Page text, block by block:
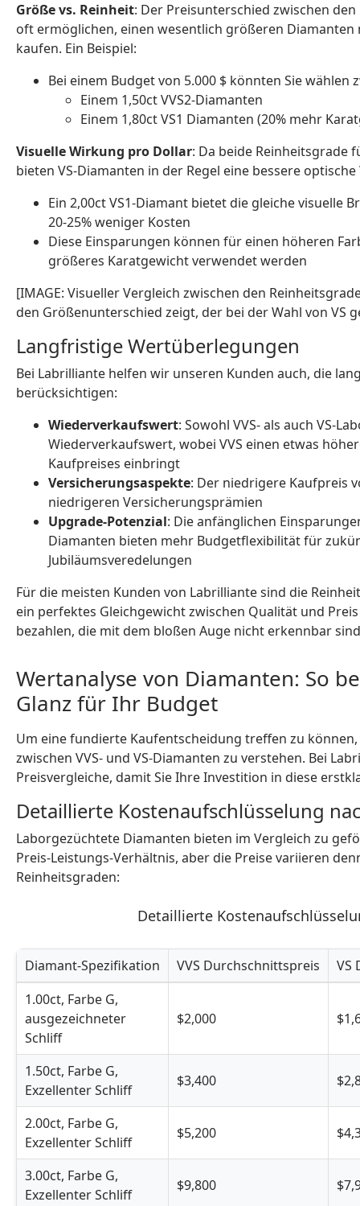
Größe vs. Reinheit: Der Preisunterschied zwischen
oft ermöglichen, einen wesentlich größeren
kaufen. Ein Beispiel:
Bei einem Budget von 5.000 $ könnten Sie wählen
Einem 1,50ct VVS2-Diamanten
Einem 1,80ct VS1 Diamanten (20% mehr
Visuelle Wirkung pro Dollar: Da beide Reinheitsgrade
bieten VS-Diamanten in der Regel eine bessere
Ein 2,00ct VS1-Diamant bietet die gleiche visuelle
20-25% weniger Kosten
Diese Einsparungen können für einen höheren
größeres Karatgewicht verwendet werden
[IMAGE: Visueller Vergleich zwischen den
den Größenunterschied zeigt, der bei der Wahl von VS
Langfristige Wertüberlegungen
Bei Labrilliante helfen wir unseren Kunden auch, die
berücksichtigen:
Wiederverkaufswert: Sowohl VVS- als auch VS-
Wiederverkaufswert, wobei VVS einen etwas
Kaufpreises einbringt
Versicherungsaspekte: Der niedrigere Kaufpreis
niedrigeren Versicherungsprämien
Upgrade-Potenzial: Die anfänglichen
Diamanten bieten mehr Budgetflexibilität für
Jubiläumsveredelungen
Für die meisten Kunden von Labrilliante sind die
ein perfektes Gleichgewicht zwischen Qualität und
bezahlen, die mit dem bloßen Auge nicht erkennbar
Wertanalyse von Diamanten: So
Glanz für Ihr Budget
Um eine fundierte Kaufentscheidung treffen zu
zwischen VVS- und VS-Diamanten zu verstehen. Bei
Preisvergleiche, damit Sie Ihre Investition in diese
Detaillierte Kostenaufschlüsselung
Laborgezüchtete Diamanten bieten im Vergleich zu
Preis-Leistungs-Verhältnis, aber die Preise variieren
Reinheitsgraden:
Detaillierte
Detaillierte Kostenaufschlüsselung nach Reinheitsgrad
Diamant-Spezifikation VVS Durchschnittspreis
VS
1.00ct, Farbe G,
ausgezeichneter
Schliff
$2,000
1.50ct, Farbe G,
Exzellenter Schliff
$3,400
2.00ct, Farbe G,
Exzellenter Schliff
$5,200
3.00ct, Farbe G,
Exzellenter Schliff
$9,800